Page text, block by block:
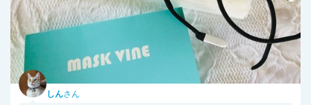
しんさん